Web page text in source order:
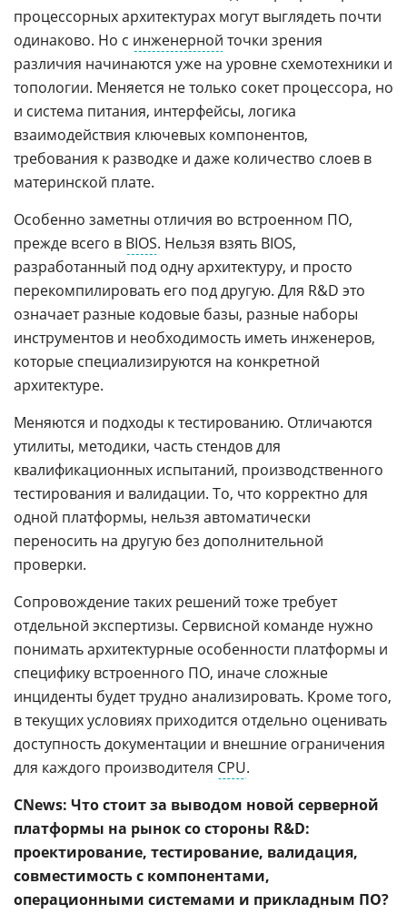
процессорных архитектурах могут выглядеть почти
одинаково. Но с инженерной точки зрения
различия начинаются уже на уровне схемотехники и
топологии. Меняется не только сокет процессора, но
и система питания, интерфейсы, логика
взаимодействия ключевых компонентов,
требования к разводке и даже количество слоев в
материнской плате.
Особенно заметны отличия во встроенном ПО,
прежде всего в BIOS. Нельзя взять BIOS,
разработанный под одну архитектуру, и просто
перекомпилировать его под другую. Для R&D это
означает разные кодовые базы, разные наборы
инструментов и необходимость иметь инженеров,
которые специализируются на конкретной
архитектуре.
Меняются и подходы к тестированию. Отличаются
утилиты, методики, часть стендов для
квалификационных испытаний, производственного
тестирования и валидации. То, что корректно для
одной платформы, нельзя автоматически
переносить на другую без дополнительной
проверки.
Сопровождение таких решений тоже требует
отдельной экспертизы. Сервисной команде нужно
понимать архитектурные особенности платформы и
специфику встроенного ПО, иначе сложные
инциденты будет трудно анализировать. Кроме того,
в текущих условиях приходится отдельно оценивать
доступность документации и внешние ограничения
для каждого производителя CPU.
CNews: Что стоит за выводом новой серверной
платформы на рынок со стороны R&D:
проектирование, тестирование, валидация,
совместимость с компонентами,
операционными системами и прикладным ПО?